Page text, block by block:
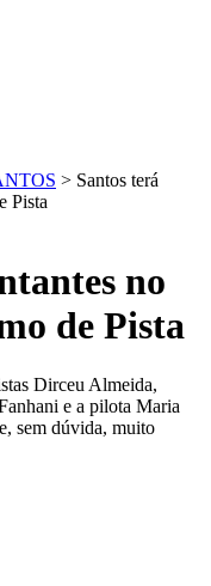
> Santos terá
Pista
no
de Pista
Dirceu Almeida,
e a pilota Maria
sem dúvida, muito